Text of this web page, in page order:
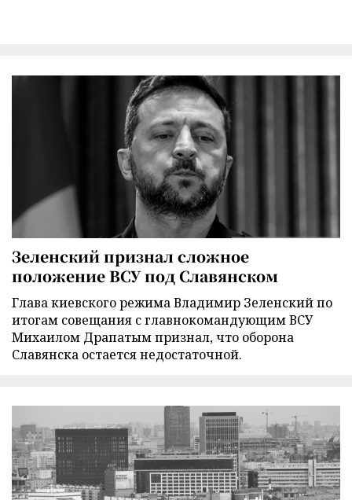
Зеленский признал сложное
положение ВСУ под Славянском
Глава киевского режима Владимир Зеленский по
итогам совещания с главнокомандующим ВСУ
Михаилом Драпатым признал, что оборона
Славянска остается недостаточной.